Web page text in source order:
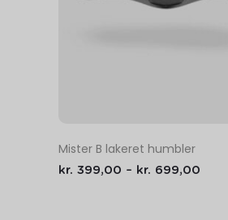
Mister B lakeret humbler
kr. 399,00 – kr. 699,00